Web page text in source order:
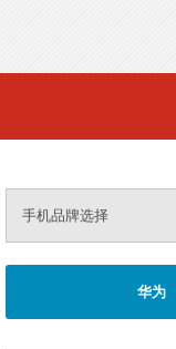
手机品牌选择
华为